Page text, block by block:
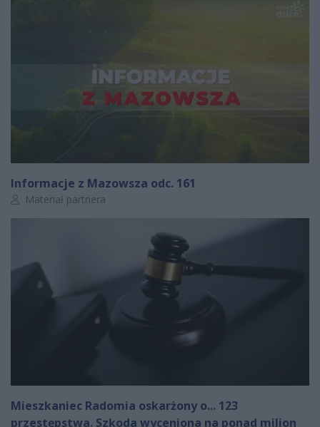
Informacje z Mazowsza odc. 161
Autor artykułu:
Materiał partnera
Mieszkaniec Radomia oskarżony o... 123
przestępstwa. Szkoda wyceniona na ponad milion